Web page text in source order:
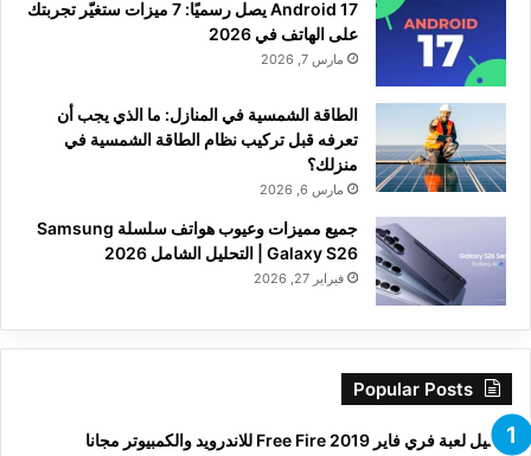
Android 17 يصل رسميًا: 7 ميزات ستغيّر تجربتك
على الهاتف في 2026
مارس 7, 2026
الطاقة الشمسية في المنازل: ما الذي يجب أن
تعرفه قبل تركيب نظام الطاقة الشمسية في
منزلك؟
مارس 6, 2026
جميع مميزات وعيوب هواتف سلسلة Samsung
Galaxy S26 | التحليل الشامل 2026
فبراير 27, 2026
Popular Posts
تحميل لعبة فري فاير Free Fire 2019 للاندرويد والكمبيوتر مجانا